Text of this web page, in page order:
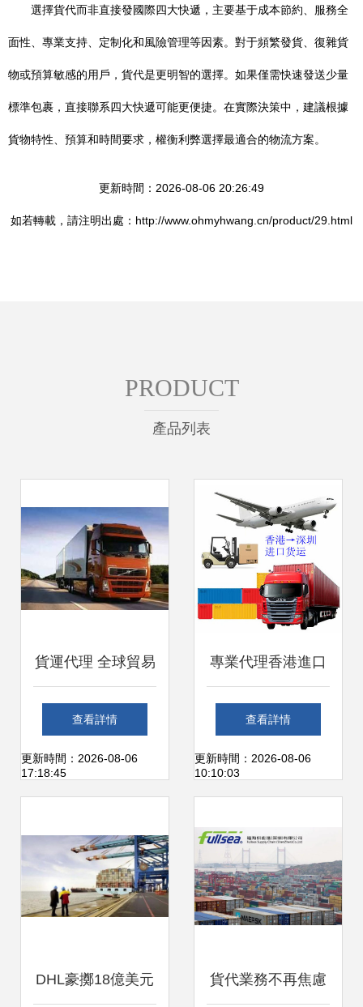
選擇貨代而非直接發國際四大快遞，主要基于成本節約、服務全
面性、專業支持、定制化和風險管理等因素。對于頻繁發貨、復雜貨
物或預算敏感的用戶，貨代是更明智的選擇。如果僅需快速發送少量
標準包裹，直接聯系四大快遞可能更便捷。在實際決策中，建議根據
貨物特性、預算和時間要求，權衡利弊選擇最適合的物流方案。
更新時間：2026-08-06 20:26:49
如若轉載，請注明出處：http://www.ohmyhwang.cn/product/29.html
PRODUCT
產品列表
貨運代理 全球貿易
的隱形橋梁與專業
服務
查看詳情
更新時間：2026-08-06
17:18:45
專業代理香港進口
貨物至長沙報關清
關物流公司及貨運
查看詳情
更新時間：2026-08-06
10:10:03
DHL豪擲18億美元 貨代業務不再焦慮